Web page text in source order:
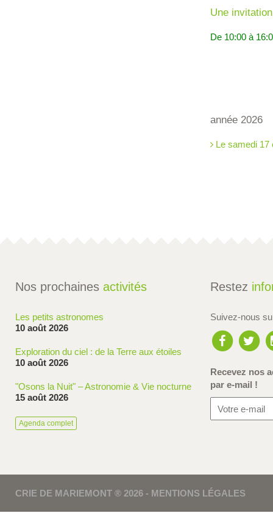
Une
De 10:00 à
année 2026
Le samedi 17
Nos prochaines activités
Les petits astronomes
10 août 2026
Exploration du ciel : de la Terre aux étoiles
10 août 2026
"Osons la Nuit" – Astronomie & Vie nocturne
15 août 2026
Agenda complet
Restez
Suivez-nous
Recevez nos
par e-mail !
CRIE DE MARIEMONT ® 2026 - MENTIONS LÉGALES